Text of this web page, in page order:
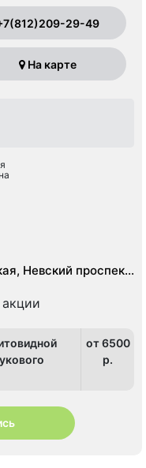
29-49
На карте
Невский проспект,
от 6500
p.